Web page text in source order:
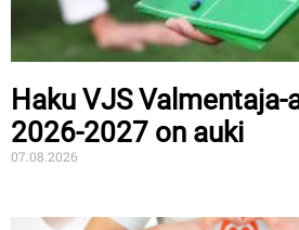
Haku VJS
2026-2027 on auki
07.08.2026